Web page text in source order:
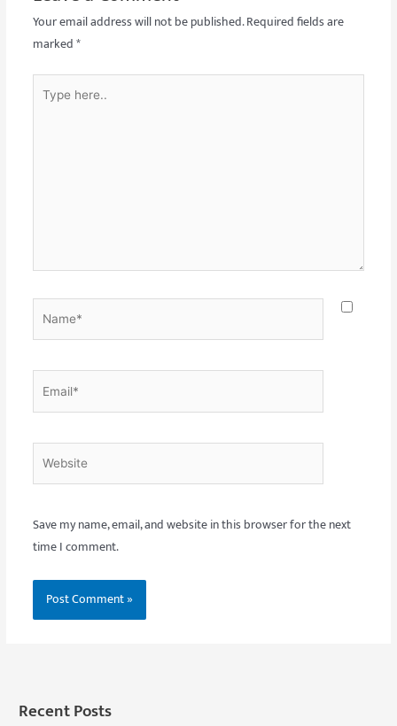
Your email address will not be published.Required fields are
marked*
here..
Save my name, email, and website in this browser for the next
time I comment.
Recent Posts